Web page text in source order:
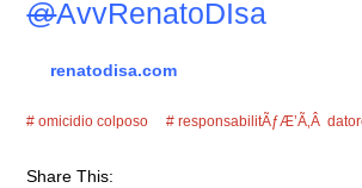
@AvvRenatoDIsa
renatodisa.com
omicidio colposo responsabilitÃƒÆ’Ã‚Â
Share This: